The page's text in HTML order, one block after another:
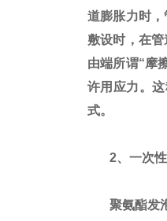
道膨胀力时
敷设时，在
由端所谓“摩
许用应力。
式。
2、一次性
聚氨酯发